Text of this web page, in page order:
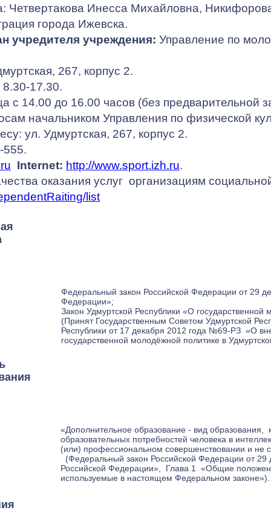
Четвертакова Инесса Михайловна,
города Ижевска.
учредителя учреждения: Управление по
267, корпус 2.
17.30.
с 14.00 до 16.00 часов (без предварительной
начальником Управления по физической
ул. Удмуртская, 267, корпус 2.
555.
Internet: http://www.sport.izh.ru.
оказания услуг организациям
list
Федеральный закон Российской Федерации от 29
Федерации»;
Закон Удмуртской Республики «О
(Принят Государственным Советом Удмуртской
Республики от 17 декабря 2012 года №69-РЗ «О
государственной молодёжной политике в
«Дополнительное образование - вид образования,
образовательных потребностей человека в
(или) профессиональном совершенствовании и не
(Федеральный закон Российской Федерации от
Российской Федерации», Глава 1 «Общие
используемые в настоящем Федеральном законе»).